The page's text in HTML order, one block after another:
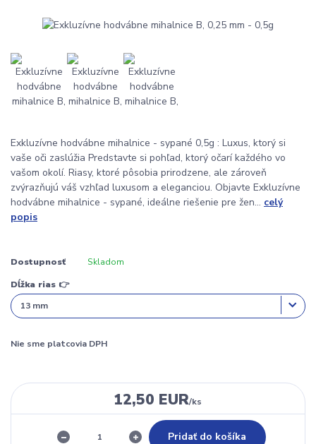
Exkluzívne hodvábne mihalnice - sypané 0,5g : Luxus, ktorý si
vaše oči zaslúžia Predstavte si pohľad, ktorý očarí každého vo
vašom okolí. Riasy, ktoré pôsobia prirodzene, ale zároveň
zvýrazňujú váš vzhľad luxusom a eleganciou. Objavte Exkluzívne
hodvábne mihalnice - sypané, ideálne riešenie pre žen... celý
popis
Dostupnosť Skladom
Dĺžka rias 👉
Nie sme platcovia DPH
12,50 EUR/ks
Pridať do košíka